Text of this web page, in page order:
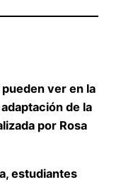
ver en la
de la
por Rosa
estudiantes